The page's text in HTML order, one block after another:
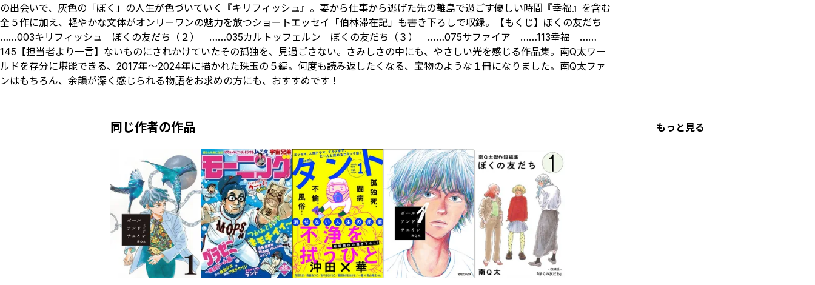
の出会いで、灰色の「ぼく」の人生が色づいていく『キリフィッシュ』。妻から仕事から逃げた先の離島で過ごす優しい時間『幸福』を含む
全５作に加え、軽やかな文体がオンリーワンの魅力を放つショートエッセイ「伯林滞在記」も書き下ろしで収録。【もくじ】ぼくの友だち
……003キリフィッシュ ぼくの友だち（２） ……035カルトッフェルン ぼくの友だち（３） ……075サファイア ……113幸福 ……
145【担当者より一言】ないものにされかけていたその孤独を、見過ごさない。さみしさの中にも、やさしい光を感じる作品集。南Q太ワー
ルドを存分に堪能できる、2017年～2024年に描かれた珠玉の５編。何度も読み返したくなる、宝物のような１冊になりました。南Q太ファ
ンはもちろん、余韻が深く感じられる物語をお求めの方にも、おすすめです！
同じ作者の作品 もっと見る